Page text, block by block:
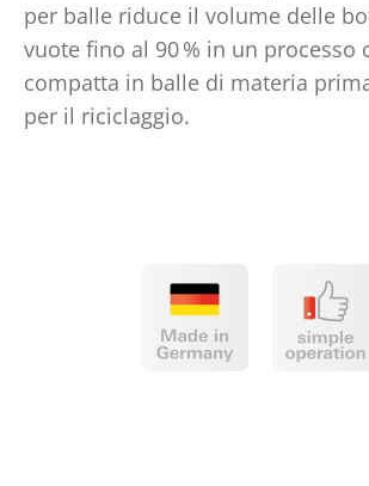
per balle riduce il volume delle
vuote fino al 90% in un processo
compatta in balle di materia
per il riciclaggio.